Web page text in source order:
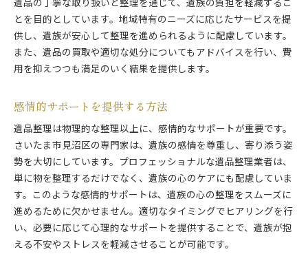
遺品の丁寧な取り扱いと整理を通じて、遺族の負担を軽減するこ
とを目的としています。地域特有のニーズに応じたサービスを提
供し、遺族が安心して整理を進められるように配慮しています。
また、遺品の買取や適切な処分についてもアドバイスを行い、費
用を抑えつつも満足のいく結果を提供します。
感情的サポートを提供する方法
遺品整理は物理的な整理以上に、感情的なサポートが重要です。
さいたま市見沼区の専門家は、遺族の感情を尊重し、寄り添う姿
勢を大切にしています。プロフェッショナルな遺品整理業者は、
単に物を整理するだけでなく、遺族の心のケアにも配慮していま
す。このような感情的サポートは、遺族の心の整理をスムーズに
進めるために欠かせません。適切なタイミングでヒアリングを行
い、必要に応じて心理的なサポートを提供することで、遺族が抱
える不安やストレスを軽減させることが可能です。